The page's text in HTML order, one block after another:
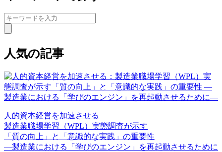
人気の記事
人的資本経営を加速させる
製造業職場学習（WPL）実態調査が示す
「質の向上」と「意識的な実践」の重要性
—製造業における「学びのエンジン」を再起動させるために